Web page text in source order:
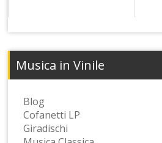
Musica in Vinile
Blog
Cofanetti LP
Giradischi